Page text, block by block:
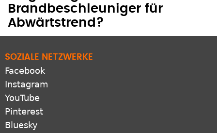
Brandbeschleuniger für
Abwärtstrend?
SOZIALE NETZWERKE
Facebook
Instagram
YouTube
Pinterest
Bluesky